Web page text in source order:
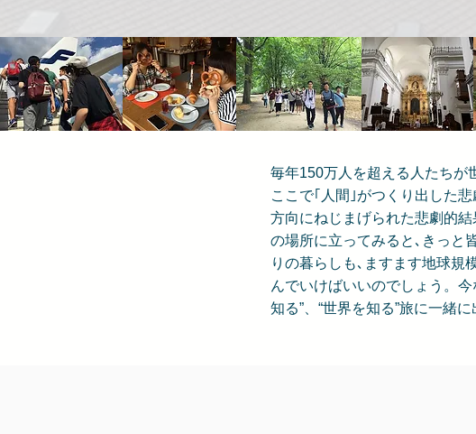
毎年150万人を超える人たちが
ここで｢人間｣がつくり出した
方向にねじまげられた悲劇的
の場所に立ってみると､きっと
りの暮らしも､ますます地球規
んでいけばいいのでしょう。
知る”、“世界を知る”旅に一緒